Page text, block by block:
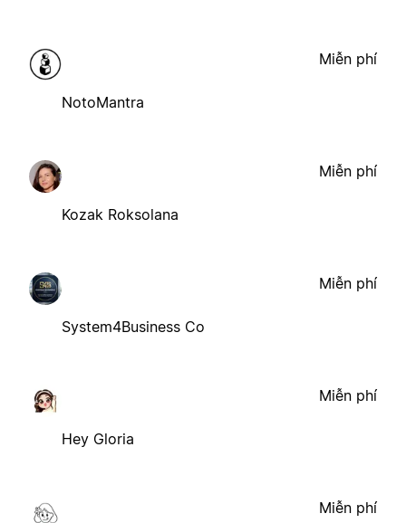
NotoMantra
Miễn phí
Kozak Roksolana
Miễn phí
System4Business Co
Miễn phí
Hey Gloria
Miễn phí
Miễn phí